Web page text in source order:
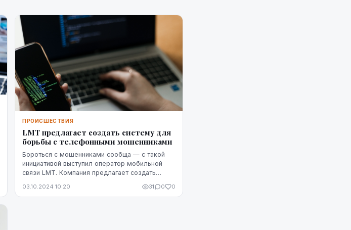
ПРОИСШЕСТВИЯ
LMT предлагает создать систему для
борьбы с телефонными мошенниками
Бороться с мошенниками сообща — с такой
инициативой выступил оператор мобильной
связи LMT. Компания предлагает создать
номеров, и надеется на соучастие других
03.10.2024 10:20 31 0 0